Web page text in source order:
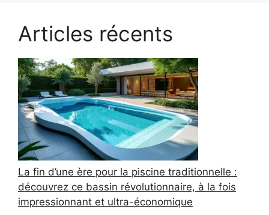
Articles récents
La fin d’une ère pour la piscine traditionnelle :
découvrez ce bassin révolutionnaire, à la fois
impressionnant et ultra-économique